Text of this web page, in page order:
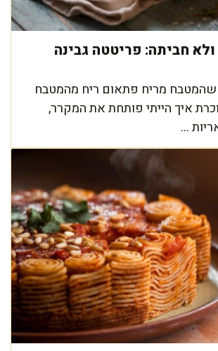
חביתה: פריטטה גבינה
שהמטבח מריח פתאום ריח מהמטבח
איך הייתי פותחת את המקרר,
...